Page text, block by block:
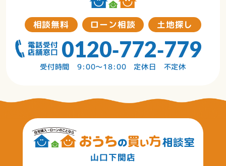
相談無料 ローン相談 土地探し
0120‐772‐779
受付時間 9:00～18:00 定休日 不定休
山口下関店